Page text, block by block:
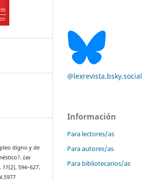
digno y de
Lex
, 11(2), 594–627.
@lexrevista.bsky.social
Información
Para lectores/as
Para autores/as
Para bibliotecarios/as